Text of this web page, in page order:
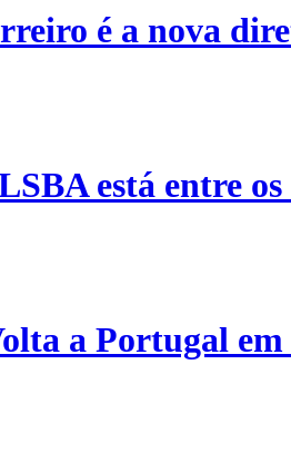
é a nova
está entre
a Portugal